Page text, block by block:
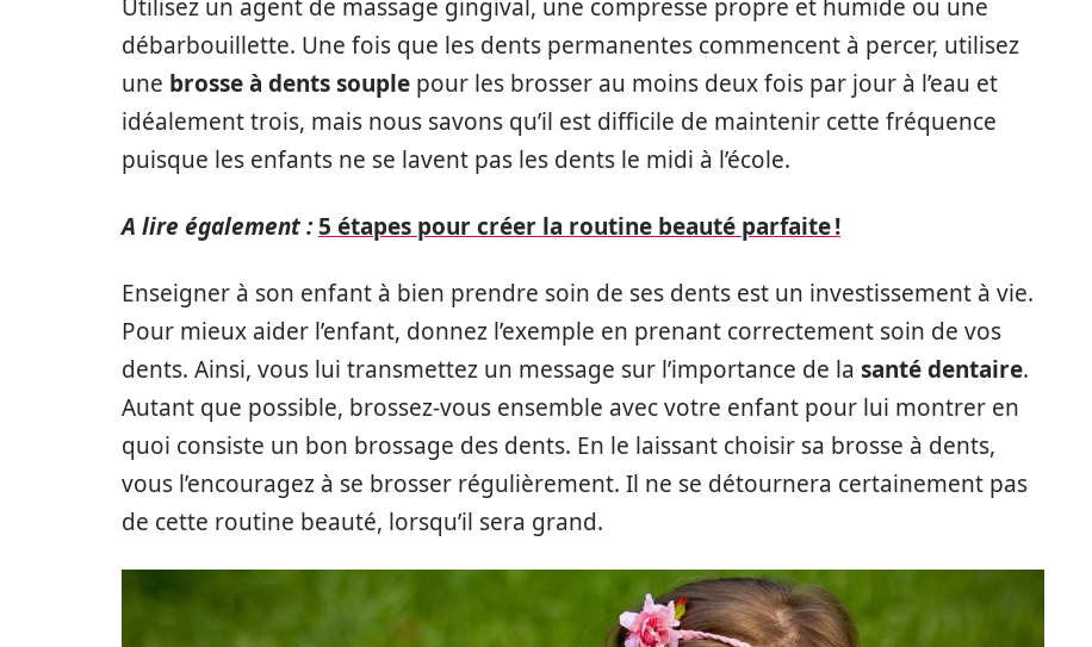
Utilisez un agent de massage gingival, une compresse propre et humide ou une
débarbouillette. Une fois que les dents permanentes commencent à percer, utilisez
une brosse à dents souple pour les brosser au moins deux fois par jour à l’eau et
idéalement trois, mais nous savons qu’il est difficile de maintenir cette fréquence
puisque les enfants ne se lavent pas les dents le midi à l’école.
A lire également : 5 étapes pour créer la routine beauté parfaite !
Enseigner à son enfant à bien prendre soin de ses dents est un investissement à vie.
Pour mieux aider l’enfant, donnez l’exemple en prenant correctement soin de vos
dents. Ainsi, vous lui transmettez un message sur l’importance de la santé dentaire.
Autant que possible, brossez-vous ensemble avec votre enfant pour lui montrer en
quoi consiste un bon brossage des dents. En le laissant choisir sa brosse à dents,
vous l’encouragez à se brosser régulièrement. Il ne se détournera certainement pas
de cette routine beauté, lorsqu’il sera grand.